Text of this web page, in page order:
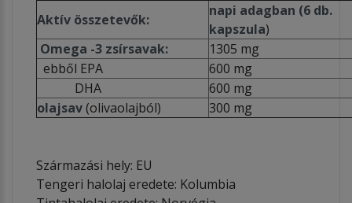
Aktív összetevők:
napi adagban (6 db.
kapszula)
Omega -3 zsírsavak:
1305 mg
ebből EPA
600 mg
DHA
600 mg
olajsav(olivaolajból) 300 mg
Származási hely: EU
Tengeri halolaj eredete: Kolumbia